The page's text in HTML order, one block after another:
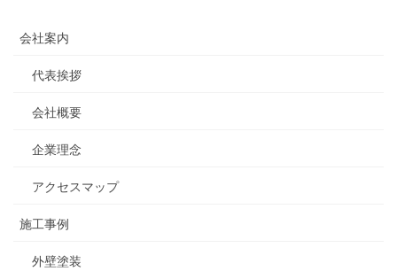
会社案内
代表挨拶
会社概要
企業理念
アクセスマップ
施工事例
外壁塗装